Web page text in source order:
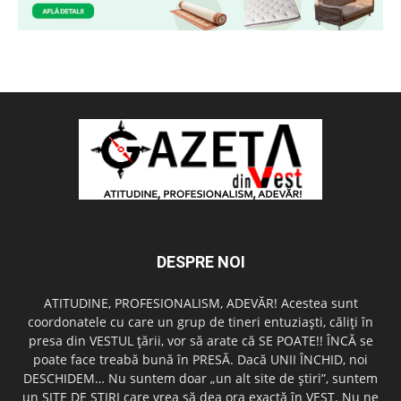
DESPRE NOI
ATITUDINE, PROFESIONALISM, ADEVĂR! Acestea sunt
coordonatele cu care un grup de tineri entuziaşti, căliţi în
presa din VESTUL ţării, vor să arate că SE POATE!! ÎNCĂ se
poate face treabă bună în PRESĂ. Dacă UNII ÎNCHID, noi
DESCHIDEM… Nu suntem doar „un alt site de ştiri”, suntem
un SITE DE ŞTIRI care vrea să dea ora exactă în VEST. Nu ne